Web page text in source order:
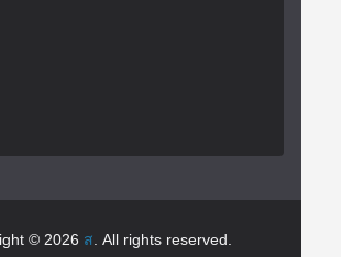
© 2026 ส . All rights reserved.